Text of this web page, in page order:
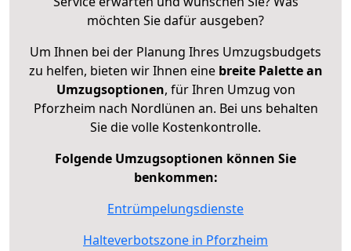
möchten Sie dafür ausgeben?
Um Ihnen bei der Planung Ihres Umzugsbudgets
zu helfen, bieten wir Ihnen eine breite Palette an
Umzugsoptionen, für Ihren Umzug von
Pforzheim nach Nordlünen an. Bei uns behalten
Sie die volle Kostenkontrolle.
Folgende Umzugsoptionen können Sie
benkommen:
Entrümpelungsdienste
Halteverbotszone in Pforzheim